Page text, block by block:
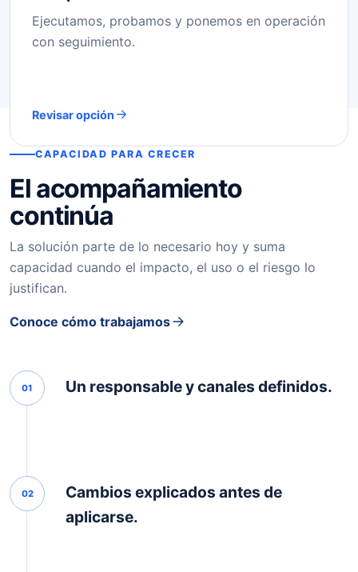
Ejecutamos, probamos y ponemos en operación
con seguimiento.
Revisar opción
CAPACIDAD PARA CRECER
El acompañamiento
continúa
La solución parte de lo necesario hoy y suma
capacidad cuando el impacto, el uso o el riesgo lo
justifican.
Conoce cómo trabajamos
01 Un responsable y canales definidos.
02
Cambios explicados antes de
aplicarse.